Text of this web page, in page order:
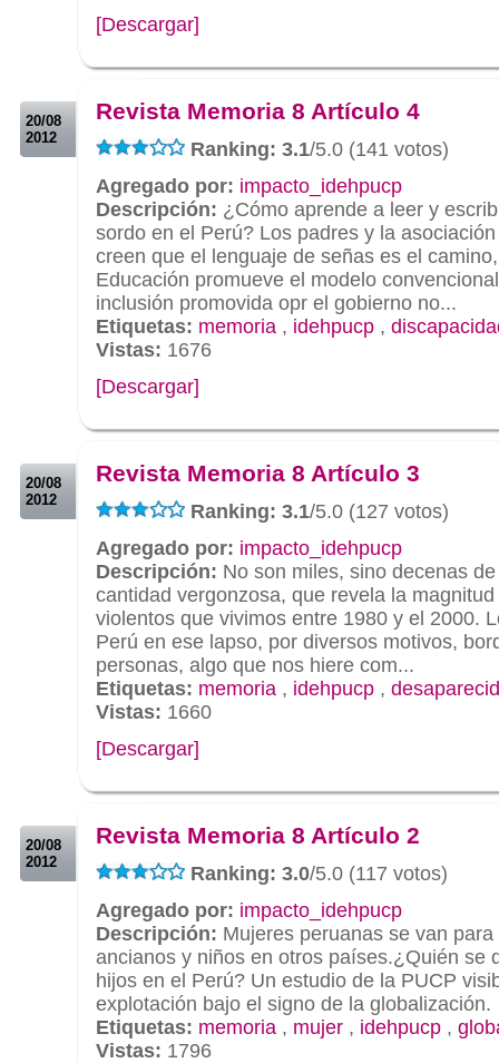
[Descargar]
20/08
2012
Revista Memoria 8 Artículo 4
Ranking: 3.1/5.0 (141 votos)
Agregado por: impacto_idehpucp
Descripción: ¿Cómo aprende a leer y
sordo en el Perú? Los padres y la
creen que el lenguaje de señas es el
Educación promueve el modelo
inclusión promovida opr el gobierno no...
Etiquetas: memoria , idehpucp ,
Vistas: 1676
[Descargar]
20/08
2012
Revista Memoria 8 Artículo 3
Ranking: 3.1/5.0 (127 votos)
Agregado por: impacto_idehpucp
Descripción: No son miles, sino decenas
cantidad vergonzosa, que revela la
violentos que vivimos entre 1980 y el 2000.
Perú en ese lapso, por diversos motivos,
personas, algo que nos hiere com...
Etiquetas: memoria , idehpucp ,
Vistas: 1660
[Descargar]
20/08
2012
Revista Memoria 8 Artículo 2
Ranking: 3.0/5.0 (117 votos)
Agregado por: impacto_idehpucp
Descripción: Mujeres peruanas se van para
ancianos y niños en otros países.¿Quién se
hijos en el Perú? Un estudio de la PUCP
explotación bajo el signo de la globalización.
Etiquetas: memoria , mujer , idehpucp ,
Vistas: 1796